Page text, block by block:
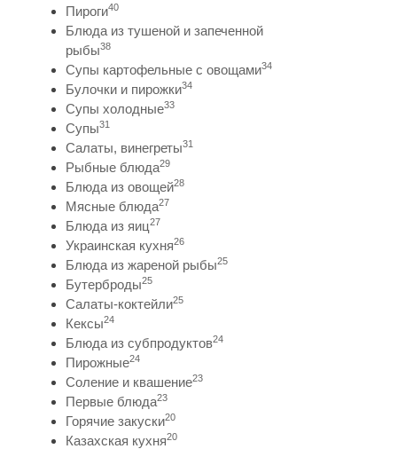
Пироги40
Блюда из тушеной и запеченной
рыбы38
Супы картофельные с овощами34
Булочки и пирожки34
Супы холодные33
Супы31
Салаты, винегреты31
Рыбные блюда29
Блюда из овощей28
Мясные блюда27
Блюда из яиц27
Украинская кухня26
Блюда из жареной рыбы25
Бутерброды25
Салаты-коктейли25
Кексы24
Блюда из субпродуктов24
Пирожные24
Соление и квашение23
Первые блюда23
Горячие закуски20
Казахская кухня20